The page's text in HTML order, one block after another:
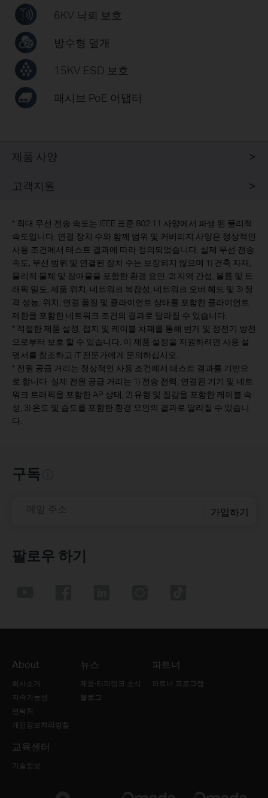
6KV 낙뢰 보호
방수형 덮개
15KV ESD 보호
패시브 PoE 어댑터
제품 사양
고객지원
* 최대 무선 전송 속도는 IEEE 표준 802.11 사양에서 파생 된 물리적
속도입니다. 연결 장치 수와 함께 범위 및 커버리지 사양은 정상적인
사용 조건에서 테스트 결과에 따라 정의되었습니다. 실제 무선 전송
속도, 무선 범위 및 연결된 장치 수는 보장되지 않으며 1) 건축 자재,
물리적 물체 및 장애물을 포함한 환경 요인, 2) 지역 간섭, 볼륨 및 트
래픽 밀도, 제품 위치, 네트워크 복잡성, 네트워크 오버 헤드 및 3) 정
격 성능, 위치, 연결 품질 및 클라이언트 상태를 포함한 클라이언트
제한을 포함한 네트워크 조건의 결과로 달라질 수 있습니다.
* 적절한 제품 설정, 접지 및 케이블 차폐를 통해 번개 및 정전기 방전
으로부터 보호 할 수 있습니다. 이 제품 설정을 지원하려면 사용 설
명서를 참조하고 IT 전문가에게 문의하십시오.
* 전원 공급 거리는 정상적인 사용 조건에서 테스트 결과를 기반으
로 합니다. 실제 전원 공급 거리는 1) 전송 전력, 연결된 기기 및 네트
워크 트래픽을 포함한 AP 상태, 2) 유형 및 질감을 포함한 케이블 속
성, 3) 온도 및 습도를 포함한 환경 요인의 결과로 달라질 수 있습니
다.
구독
메일 주소 가입하기
팔로우 하기
About
회사소개
지속가능성
연락처
개인정보처리방침
뉴스
제품·티피링크 소식
블로그
파트너
파트너 프로그램
교육센터
기술정보